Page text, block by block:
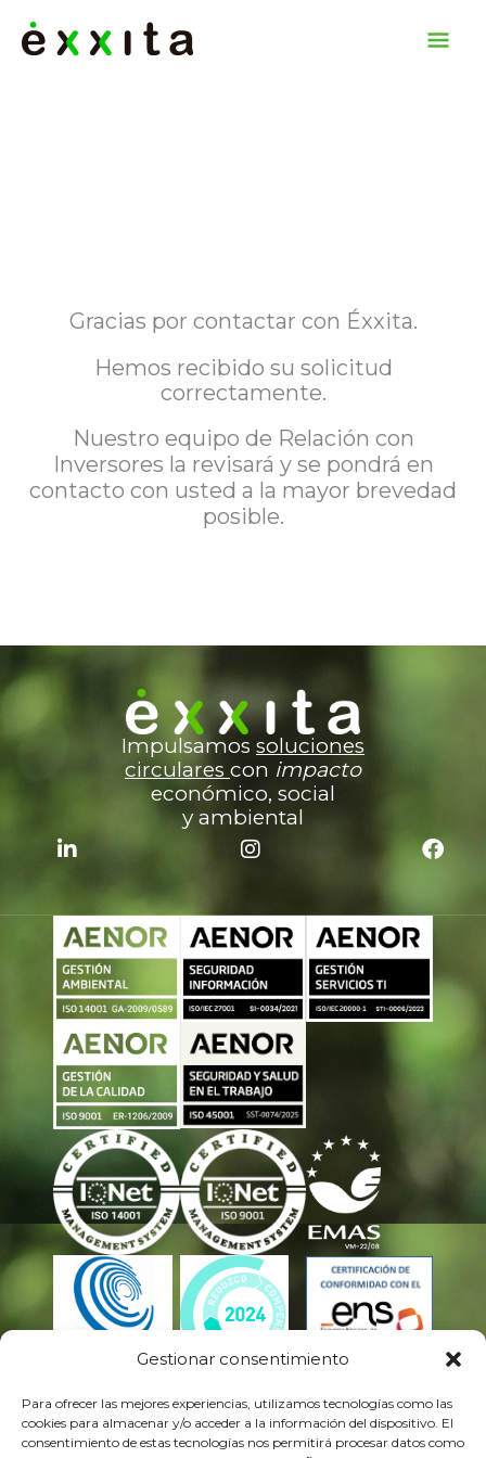
Gestionar consentimiento
Para ofrecer las mejores experiencias, utilizamos tecnologías como las
cookies para almacenar y/o acceder a la información del dispositivo. El
consentimiento de estas tecnologías nos permitirá procesar datos como
contenido
Gracias por contactar con Éxxita.
Hemos recibido su solicitud
correctamente.
Nuestro equipo de Relación con
Inversores la revisará y se pondrá en
contacto con usted a la mayor brevedad
posible.
Impulsamos soluciones
circulares con impacto
económico, social
y ambiental